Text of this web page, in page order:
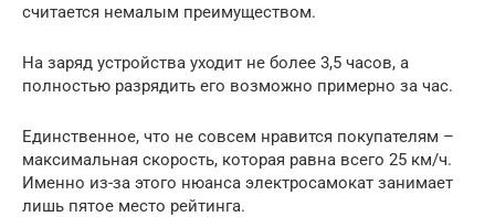
считается немалым преимуществом.
На заряд устройства уходит не более 3,5 часов, а
полностью разрядить его возможно примерно за час.
Единственное, что не совсем нравится покупателям –
максимальная скорость, которая равна всего 25 км/ч.
Именно из-за этого нюанса электросамокат занимает
лишь пятое место рейтинга.